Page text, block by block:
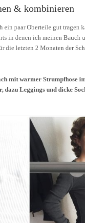
& kombinieren
ein paar Oberteile gut tragen
in denen ich meinen Bauch
die letzten 2 Monaten der
mit warmer Strumpfhose
Leggings und dicke